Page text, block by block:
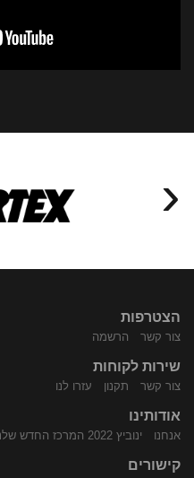
‹
הצטרפות
צור קשר הרשמה
שירות לקוחות
צור קשר תקנון עזרו לנו
אודותינו
אנחנו ינוביץ 2022 המרכז החדש שלנו
קישורים